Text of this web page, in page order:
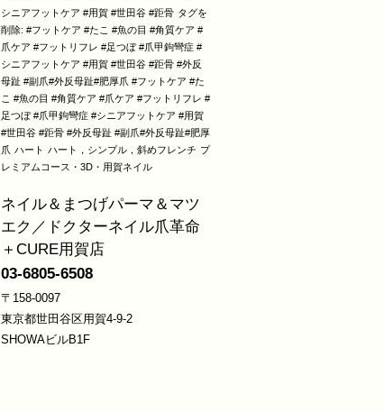
シニアフットケア #用賀 #世田谷 #距骨 タグを
削除: #フットケア #たこ #魚の目 #角質ケア #
爪ケア #フットリフレ #足つぼ #爪甲鉤彎症 #
シニアフットケア #用賀 #世田谷 #距骨 #外反
母趾 #副爪#外反母趾#肥厚爪 #フットケア #た
こ #魚の目 #角質ケア #爪ケア #フットリフレ #
足つぼ #爪甲鉤彎症 #シニアフットケア #用賀
#世田谷 #距骨 #外反母趾 #副爪#外反母趾#肥厚
爪 ハート ハート，シンプル，斜めフレンチ プ
レミアムコース・3D・用賀ネイル
ネイル＆まつげパーマ＆マツ
エク／ドクターネイル爪革命
＋CURE用賀店
03-6805-6508
〒158-0097
東京都世田谷区用賀4-9-2
SHOWAビルB1F